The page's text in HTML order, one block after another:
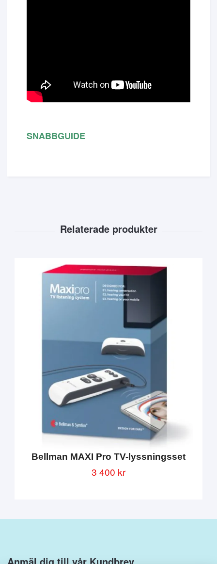
SNABBGUIDE
Bellman MAXI Pro TV-lyssningsset
3 400 kr